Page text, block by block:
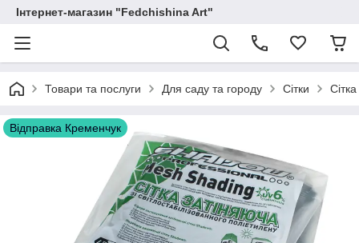
Інтернет-магазин "Fedchishina Art"
Товари та послуги Для саду та городу Сітки
Відправка Кременчук